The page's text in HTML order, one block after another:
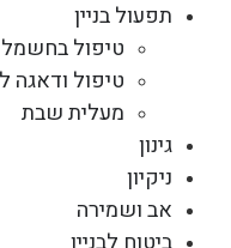
תפעול בניין
טיפול בחשמל
טיפול ודאגה
מעלית שבת
גינון
ניקיון
אב ושמירה